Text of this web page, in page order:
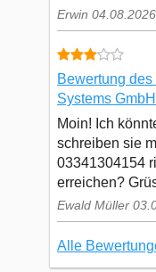
Erwin
Bewertung
Systems
Moin! Ich
schreiben sie
03341304154
erreichen?
Ewald Müller
Alle